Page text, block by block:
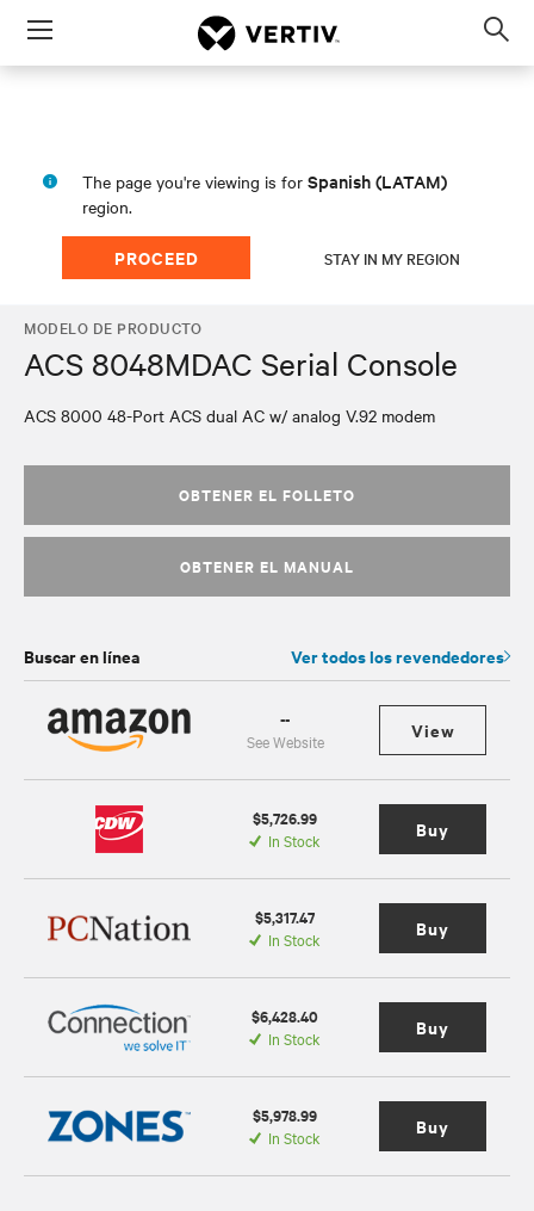
Menu
The page you're viewing is for Spanish (LATAM)
region.
PROCEED STAY IN MY REGION
MODELO DE PRODUCTO
ACS 8048MDAC Serial Console
ACS 8000 48-Port ACS dual AC w/ analog V.92 modem
OBTENER EL FOLLETO
OBTENER EL MANUAL
Buscar en línea Ver todos los revendedores
--
See Website View
$5,726.99
In Stock Buy
$5,317.47
In Stock Buy
$6,428.40
In Stock Buy
$5,978.99
In Stock Buy